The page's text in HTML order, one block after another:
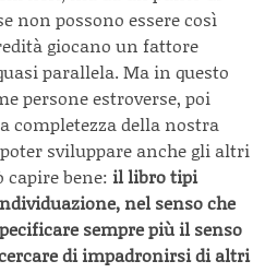
non possono essere così
giocano un fattore
parallela. Ma in questo
persone estroverse, poi
completezza della nostra
sviluppare anche gli altri
capire bene: il libro tipi
nel senso che
sempre più il senso
di impadronirsi di altri